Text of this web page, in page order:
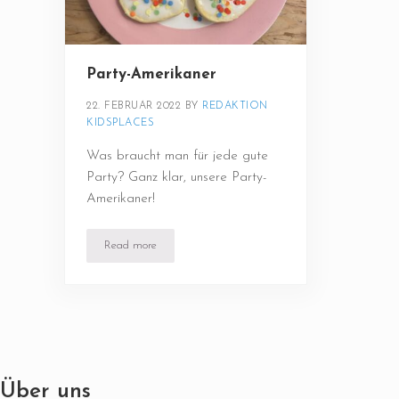
Party-Amerikaner
22. FEBRUAR 2022 BY REDAKTION
KIDSPLACES
Was braucht man für jede gute
Party? Ganz klar, unsere Party-
Amerikaner!
Read moreParty-Amerikaner
Über uns